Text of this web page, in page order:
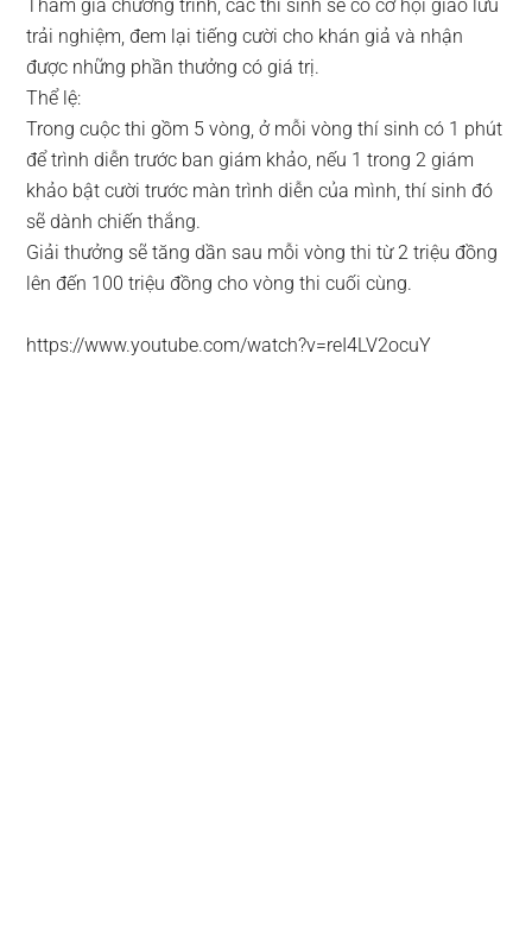
Tham gia chương trình, các thí sinh sẽ có cơ hội giao lưu
trải nghiệm, đem lại tiếng cười cho khán giả và nhận
được những phần thưởng có giá trị.
Thể lệ:
Trong cuộc thi gồm 5 vòng, ở mỗi vòng thí sinh có 1 phút
để trình diễn trước ban giám khảo, nếu 1 trong 2 giám
khảo bật cười trước màn trình diễn của mình, thí sinh đó
sẽ dành chiến thắng.
Giải thưởng sẽ tăng dần sau mỗi vòng thi từ 2 triệu đồng
lên đến 100 triệu đồng cho vòng thi cuối cùng.
https://www.youtube.com/watch?v=reI4LV2ocuY